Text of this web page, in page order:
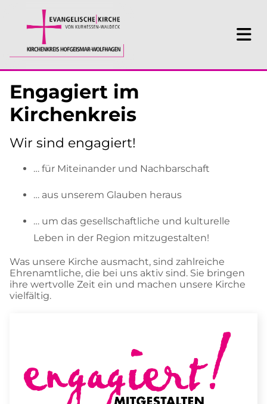
Engagiert im
Kirchenkreis
Wir sind engagiert!
… für Miteinander und Nachbarschaft
… aus unserem Glauben heraus
… um das gesellschaftliche und kulturelle
Leben in der Region mitzugestalten!
Was unsere Kirche ausmacht, sind zahlreiche
Ehrenamtliche, die bei uns aktiv sind. Sie bringen
ihre wertvolle Zeit ein und machen unsere Kirche
vielfältig.